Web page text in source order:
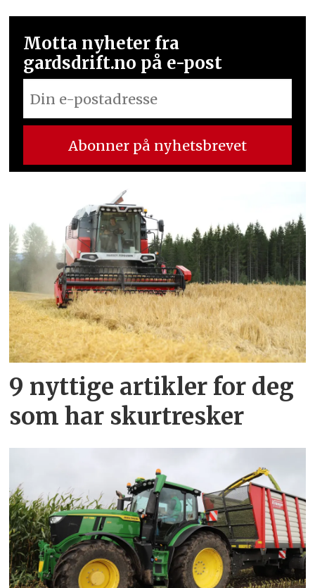
Motta nyheter fra
gardsdrift.no på e-post
9 nyttige artikler for deg
som har skurtresker